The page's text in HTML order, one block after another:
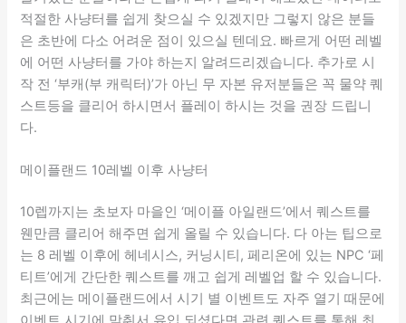
적절한 사냥터를 쉽게 찾으실 수 있겠지만 그렇지 않은 분들
은 초반에 다소 어려운 점이 있으실 텐데요. 빠르게 어떤 레벨
에 어떤 사냥터를 가야 하는지 알려드리겠습니다. 추가로 시
작 전 ‘부캐(부 캐릭터)’가 아닌 무 자본 유저분들은 꼭 물약 퀘
스트등을 클리어 하시면서 플레이 하시는 것을 권장 드립니
다.
메이플랜드 10레벨 이후 사냥터
10렙까지는 초보자 마을인 ‘메이플 아일랜드’에서 퀘스트를
웬만큼 클리어 해주면 쉽게 올릴 수 있습니다. 다 아는 팁으로
는 8 레벨 이후에 헤네시스, 커닝시티, 페리온에 있는 NPC ‘페
티트’에게 간단한 퀘스트를 깨고 쉽게 레벨업 할 수 있습니다.
최근에는 메이플랜드에서 시기 별 이벤트도 자주 열기 때문에